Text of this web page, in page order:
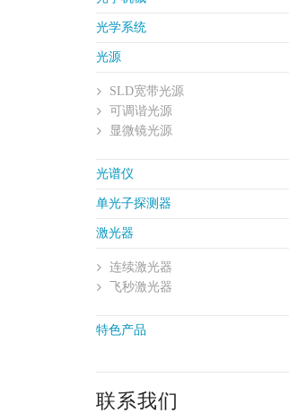
光学系统
光源
SLD宽带光源
可调谐光源
显微镜光源
光谱仪
单光子探测器
激光器
连续激光器
飞秒激光器
特色产品
联系我们